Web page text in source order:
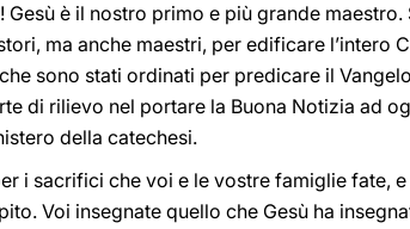
Gesù è il nostro primo e più grande
ma anche maestri, per edificare l’intero
sono stati ordinati per predicare il
di rilievo nel portare la Buona Notizia ad
della catechesi.
i sacrifici che voi e le vostre famiglie fate,
Voi insegnate quello che Gesù ha